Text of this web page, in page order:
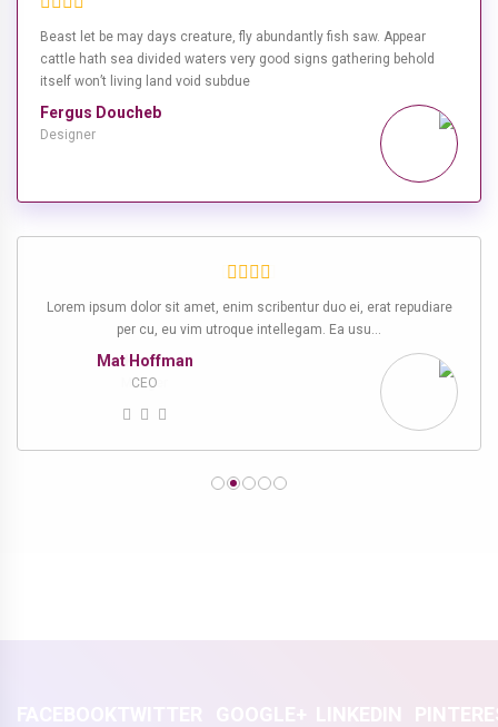
Beast let be may days creature, fly abundantly fish saw. Appear
cattle hath sea divided waters very good signs gathering behold
itself won’t living land void subdue
Fergus Doucheb
Designer
Lorem ipsum dolor sit amet, enim scribentur duo ei, erat repudiare
per cu, eu vim utroque intellegam. Ea usu…
Mat Hoffman
CEO
Lorem ipsum dolor sit amet, enim scribentur duo ei, erat repudiare
per cu, eu vim utroque intellegam. Ea usu…
Kevin
Manger